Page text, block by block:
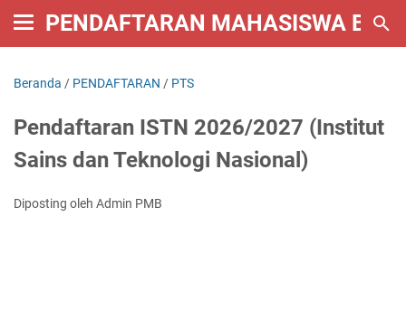
PENDAFTARAN MAHASISWA
Beranda / PENDAFTARAN / PTS
Pendaftaran ISTN 2026/2027 (Institut
Sains dan Teknologi Nasional)
Diposting oleh Admin PMB